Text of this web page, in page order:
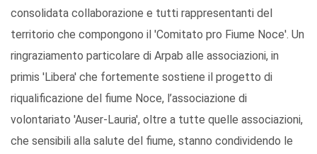
consolidata collaborazione e tutti rappresentanti del
territorio che compongono il 'Comitato pro Fiume Noce'. Un
ringraziamento particolare di Arpab alle associazioni, in
primis 'Libera' che fortemente sostiene il progetto di
riqualificazione del fiume Noce, l’associazione di
volontariato 'Auser-Lauria', oltre a tutte quelle associazioni,
che sensibili alla salute del fiume, stanno condividendo le